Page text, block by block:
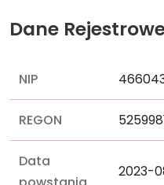
Dane
NIP
REGON
Data
2023-